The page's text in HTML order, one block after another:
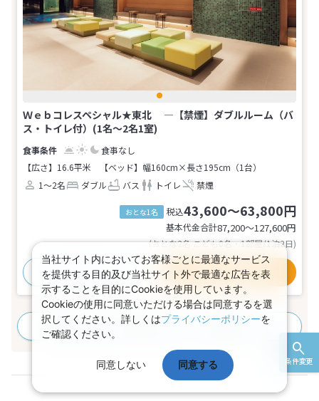
条件変更
Ｗｅｂコレスペシャル★東北 ―【禁煙】ダブルルーム（バ
ス・トイレ付）(1名～2名1室)
食事なし
【広さ】16.6平米
【ベッド】幅160cm×長さ195cm（1台）
1～2名
ダブル バス トイレ 禁煙
おとな1名 税込43,600～63,800円
基本代金合計87,200〜127,600円
(おとな2名 こども0名・1部屋/1泊2日)
おすすめポイント プランの詳細
すべてのプランを見る (42プラン、22部屋タイプ)
当社サイト内においてお客様ごとに最適なサービス
を提供する目的及び当社サイト外で最適な広告を表
示することを目的にCookieを使用しています。
Cookieの使用に同意いただける場合は同意するを選
択してください。詳しくはプライバシーポリシーを
ご確認ください。
同意しない 同意する